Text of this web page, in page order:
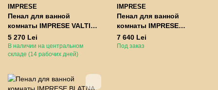
IMPRESE
Пенал для ванной
комнаты IMPRESE VALTICE
f3203G
5 270 Lei
В наличии на центральном
складе (14 рабочих дней)
IMPRESE
Пенал для ванной
комнаты IMPRESE
BILOVEC f3263W
подвесной 180*40*35см бе
7 640 Lei
Под заказ